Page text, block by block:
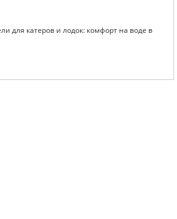
для катеров и лодок: комфорт на воде в